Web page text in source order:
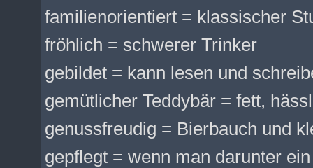
familienorientiert = klassischer
fröhlich = schwerer Trinker
gebildet = kann lesen und
gemütlicher Teddybär = fett,
genussfreudig = Bierbauch und
gepflegt = wenn man darunter